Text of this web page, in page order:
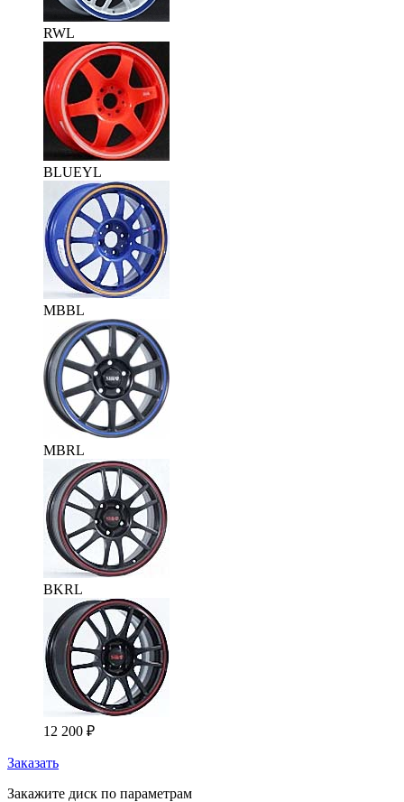
RWL
BLUEYL
MBBL
MBRL
BKRL
12 200 ₽
Заказать
Закажите диск по параметрам